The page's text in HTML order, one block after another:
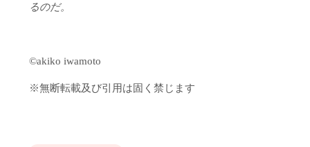
るのだ。
©akiko iwamoto
※無断転載及び引用は固く禁じます